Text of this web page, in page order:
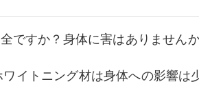
ですか？身体に害はありません
イトニング材は身体への影響は